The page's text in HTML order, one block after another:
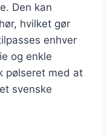
Den kan
hvilket gør
enhver
og enkle
pølseret med at
svenske